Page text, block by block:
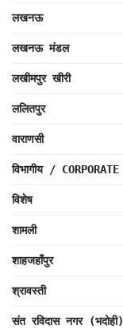
लखनऊ
लखनऊ मंडल
लखीमपुर खीरी
ललितपुर
वाराणसी
विभागीय / CORPORATE
विशेष
शामली
शाहजहाँपुर
श्रावस्ती
संत रविदास नगर (भदोही)